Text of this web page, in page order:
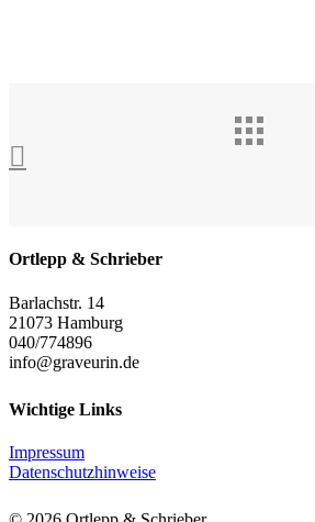
Ortlepp & Schrieber
Barlachstr. 14
21073 Hamburg
040/774896
info@graveurin.de
Wichtige Links
Impressum
Datenschutzhinweise